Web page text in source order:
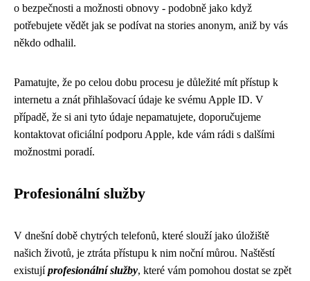
o bezpečnosti a možnosti obnovy - podobně jako když
potřebujete vědět jak se podívat na stories anonym, aniž by vás
někdo odhalil.
Pamatujte, že po celou dobu procesu je důležité mít přístup k
internetu a znát přihlašovací údaje ke svému Apple ID. V
případě, že si ani tyto údaje nepamatujete, doporučujeme
kontaktovat oficiální podporu Apple, kde vám rádi s dalšími
možnostmi poradí.
Profesionální služby
V dnešní době chytrých telefonů, které slouží jako úložiště
našich životů, je ztráta přístupu k nim noční můrou. Naštěstí
existujíprofesionální služby, které vám pomohou dostat se zpět